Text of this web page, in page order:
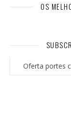
OS
Oferta portes